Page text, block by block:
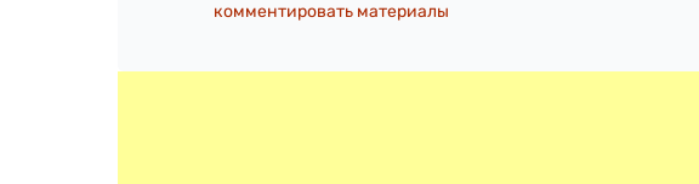
комментировать материалы